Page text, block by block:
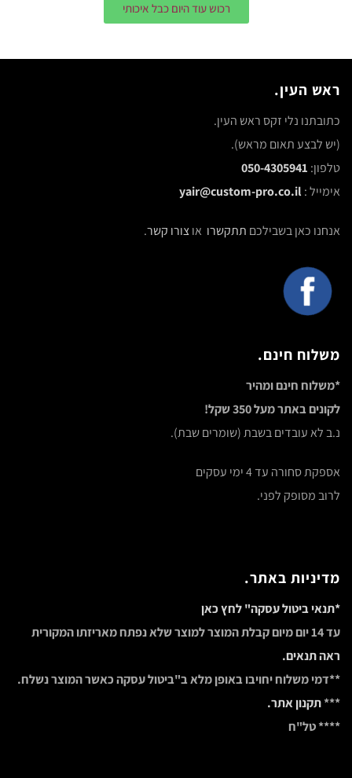
רכוש עוד היום כבל איכותי
ראש העין.
כתובתנו נלי זקס ראש העין.
(יש לבצע תאום מראש).
טלפון: 050-4305941
אימייל :yair@custom-pro.co.il
אנחנו כאן בשבילכם תתקשרו אוצורו קשר.
משלוח חינם.
*משלוח חינם ומהיר
לקונים באתר מעל 350 שקל!
נ.ב לא עובדים בשבת (שומרים שבת).
אספקת סחורה עד 4 ימי עסקים
לרוב מסופק לפני.
מדיניות באתר.
*תנאי ביטול עסקה" לחץ כאן
עד 14 יום מיום קבלת המוצר למוצר שלא נפתח מאריזתו המקורית
ראה תנאים.
**דמי משלוח יחויבו באופן מלא ב"ביטול עסקה כאשר המוצר נשלח.
***תקנון אתר.
**** טל"ח